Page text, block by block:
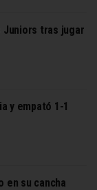
Juniors tras jugar
y empató 1-1
en su cancha